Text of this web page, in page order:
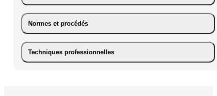
Normes et procédés
Techniques professionnelles